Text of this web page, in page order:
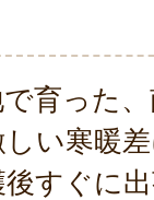
育った
い寒暖
すぐに